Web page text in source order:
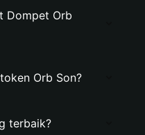
Dompet Orb
Orb Son?
terbaik?